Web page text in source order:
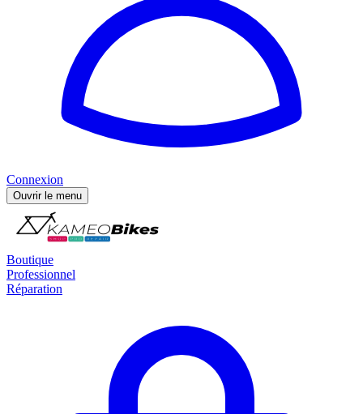
Connexion
Ouvrir le menu
Boutique
Professionnel
Réparation